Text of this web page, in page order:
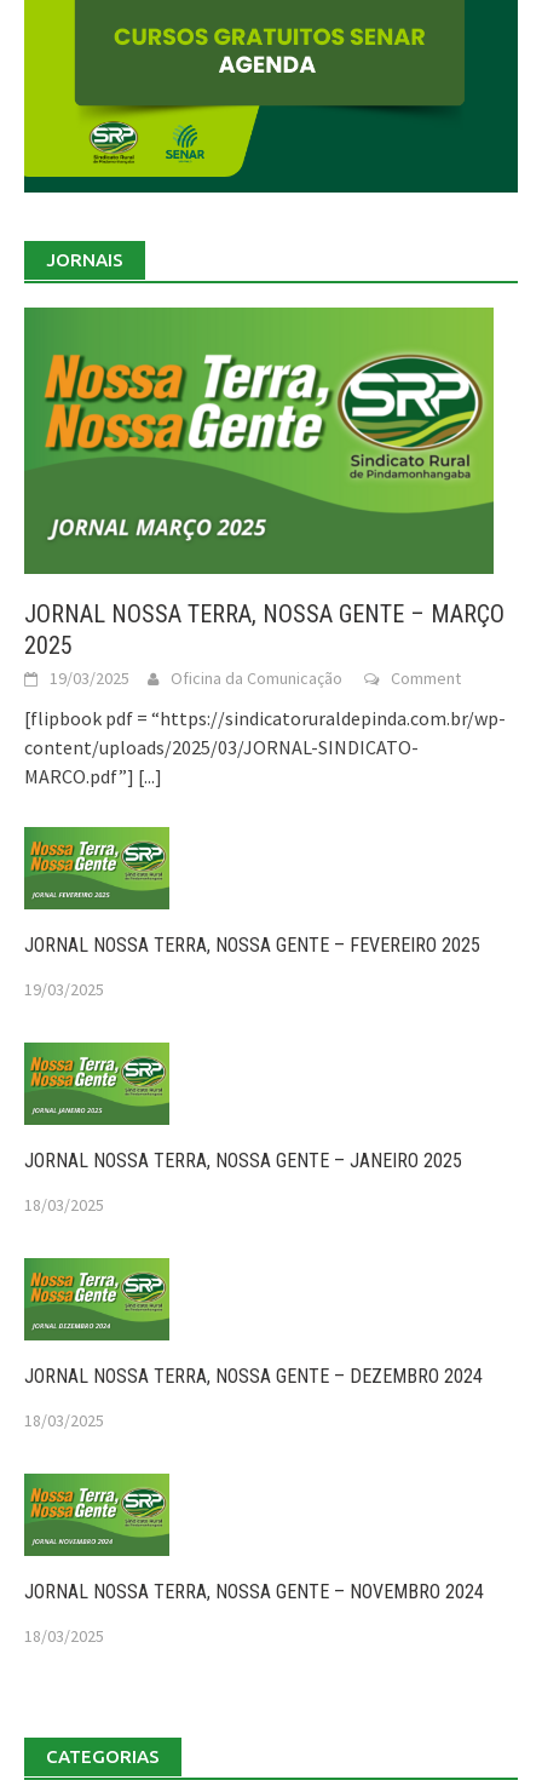
JORNAIS
JORNAL NOSSA TERRA, NOSSA GENTE – MARÇO
2025
19/03/2025 Oficina da Comunicação Comment
[flipbook pdf = “https://sindicatoruraldepinda.com.br/wp-
content/uploads/2025/03/JORNAL-SINDICATO-
MARCO.pdf”] [...]
JORNAL NOSSA TERRA, NOSSA GENTE – FEVEREIRO 2025
19/03/2025
JORNAL NOSSA TERRA, NOSSA GENTE – JANEIRO 2025
18/03/2025
JORNAL NOSSA TERRA, NOSSA GENTE – DEZEMBRO 2024
18/03/2025
JORNAL NOSSA TERRA, NOSSA GENTE – NOVEMBRO 2024
18/03/2025
CATEGORIAS